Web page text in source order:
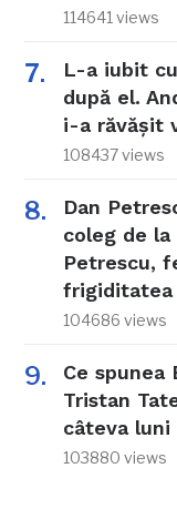
114641 views
L-a iubit
după el.
i-a răvășit
108437 views
Dan
coleg de la
Petrescu,
104686 views
Ce spunea
Tristan
câteva luni
103880 views